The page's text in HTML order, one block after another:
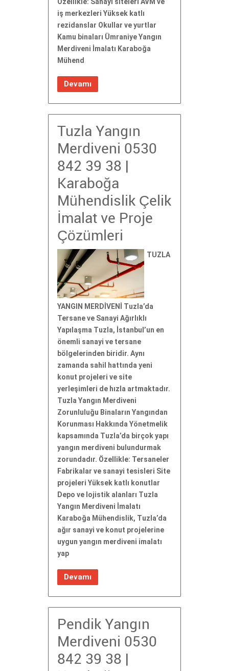
Özellikle: Sanayi siteleri AVM ve
iş merkezleri Yüksek katlı
rezidanslar Okullar ve yurtlar
Kamu binaları Ümraniye Yangın
Merdiveni İmalatı Karaboğa
Mühend
Devamı
Tuzla Yangın
Merdiveni 0530
842 39 38 |
Karaboğa
Mühendislik Çelik
İmalat ve Proje
Çözümleri
TUZLA
YANGIN MERDİVENİ Tuzla’da
Tersane ve Sanayi Ağırlıklı
Yapılaşma Tuzla, İstanbul’un en
önemli sanayi ve tersane
bölgelerinden biridir. Aynı
zamanda sahil hattında yeni
konut projeleri ve site
yerleşimleri de hızla artmaktadır.
Tuzla Yangın Merdiveni
Zorunluluğu Binaların Yangından
Korunması Hakkında Yönetmelik
kapsamında Tuzla’da birçok yapı
yangın merdiveni bulundurmak
zorundadır. Özellikle: Tersaneler
Fabrikalar ve sanayi tesisleri Site
projeleri Yüksek katlı konutlar
Depo ve lojistik alanları Tuzla
Yangın Merdiveni İmalatı
Karaboğa Mühendislik, Tuzla’da
ağır sanayi ve konut projelerine
uygun yangın merdiveni imalatı
yap
Devamı
Pendik Yangın
Merdiveni 0530
842 39 38 |